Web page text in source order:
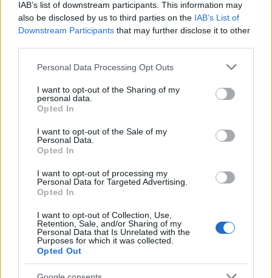
IAB’s list of downstream participants. This information may
also be disclosed by us to third parties on the IAB’s List of
Downstream Participants that may further disclose it to other
Please note that this website/app uses one or more Google
not limited to your visit or usage behaviour. You may click to
grant or deny consent to Google and its third-party tags to
use your data for below specified purposes in below Google
consent section.
Personal Data Processing Opt Outs
I want to opt-out of the Sharing of my
personal data.
Opted In
I want to opt-out of the Sale of my
Personal Data.
Opted In
I want to opt-out of processing my
Personal Data for Targeted Advertising.
Opted In
I want to opt-out of Collection, Use,
Retention, Sale, and/or Sharing of my
Personal Data that Is Unrelated with the
Purposes for which it was collected.
Opted Out
Continua a leggere
MOTORI